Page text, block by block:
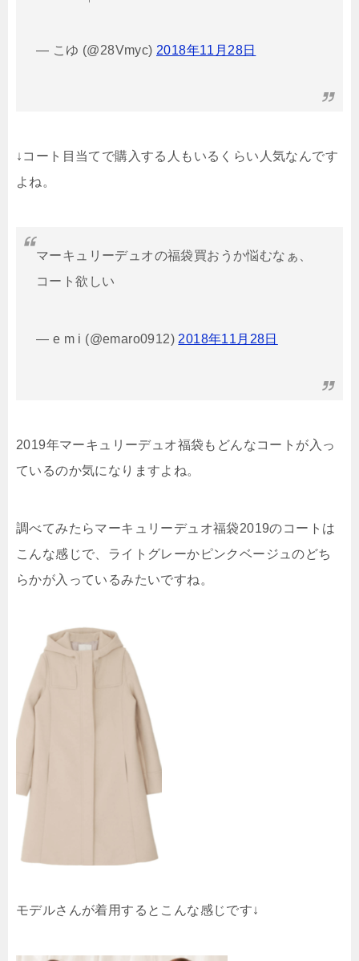
— こゆ (@28Vmyc) 2018年11月28日
↓コート目当てで購入する人もいるくらい人気なんです
よね。
マーキュリーデュオの福袋買おうか悩むなぁ、
コート欲しい
— e m i (@emaro0912) 2018年11月28日
2019年マーキュリーデュオ福袋もどんなコートが入っ
ているのか気になりますよね。
調べてみたらマーキュリーデュオ福袋2019のコートは
こんな感じで、ライトグレーかピンクベージュのどち
らかが入っているみたいですね。
モデルさんが着用するとこんな感じです↓